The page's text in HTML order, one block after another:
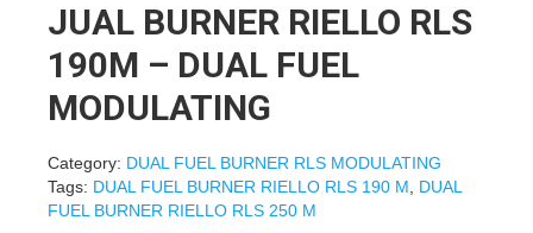
JUAL BURNER RIELLO RLS
190M – DUAL FUEL
MODULATING
Category: DUAL FUEL BURNER RLS MODULATING
Tags: DUAL FUEL BURNER RIELLO RLS 190 M
DUAL
FUEL BURNER RIELLO RLS 250 M